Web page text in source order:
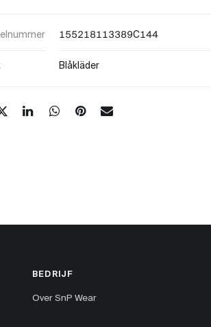
155218113389C144
Blåkläder
BEDRIJF
Over SnP Wear